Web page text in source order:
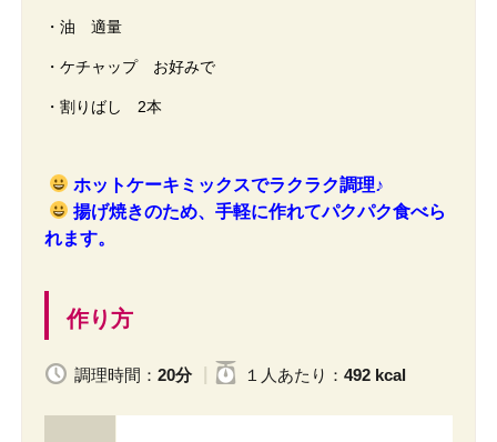
・油 適量
・ケチャップ お好みで
・割りばし 2本
ホットケーキミックスでラクラク調理♪
揚げ焼きのため、手軽に作れてパクパク食べら
れます。
作り方
調理時間： 20分 １人 あたり ： 492 kcal